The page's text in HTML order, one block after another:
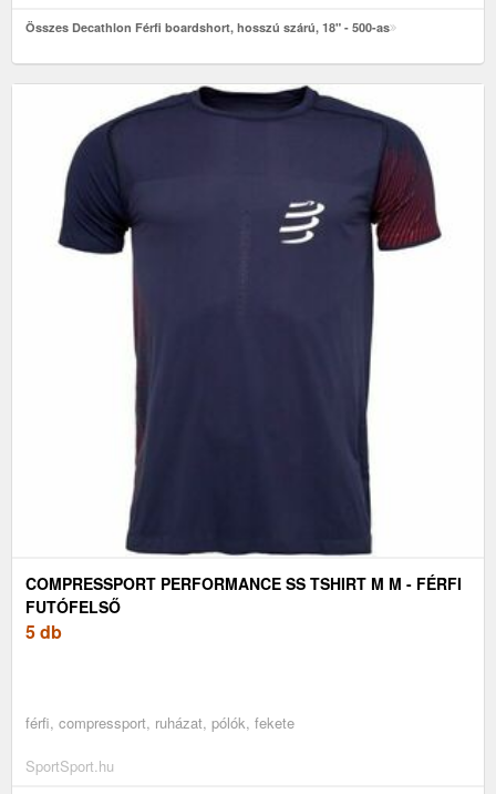
Összes Decathlon Férfi boardshort, hosszú szárú, 18" - 500-as
COMPRESSPORT PERFORMANCE SS TSHIRT M M - FÉRFI
FUTÓFELSŐ
5 db
férfi, compressport, ruházat, pólók, fekete
SportSport.hu